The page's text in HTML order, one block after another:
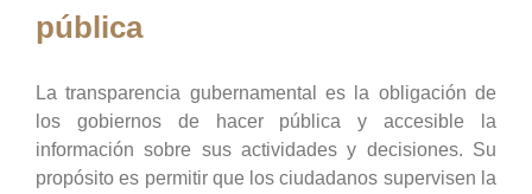
pública
La transparencia gubernamental es la obligación de
los gobiernos de hacer pública y accesible la
información sobre sus actividades y decisiones. Su
propósito es permitir que los ciudadanos supervisen la